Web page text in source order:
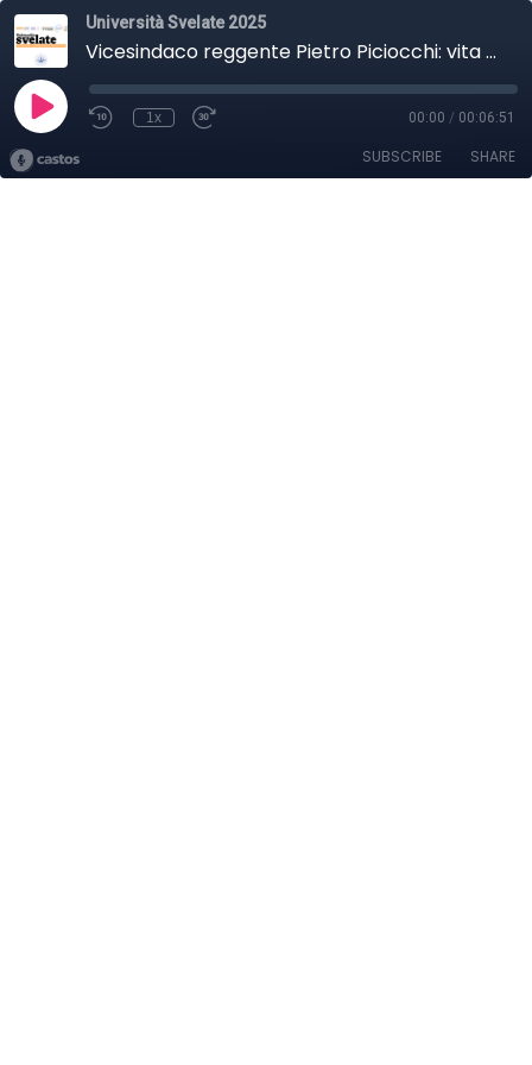
Università Svelate 2025
Vicesindaco reggente Pietro Piciocchi: vita universitaria nella città di Genova
1x 00:00 / 00:06:51
SUBSCRIBE SHARE